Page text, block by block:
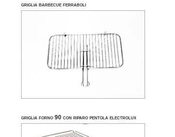
griglia barbecue ferraboli
griglia forno 90 con riparo pentola electrolux